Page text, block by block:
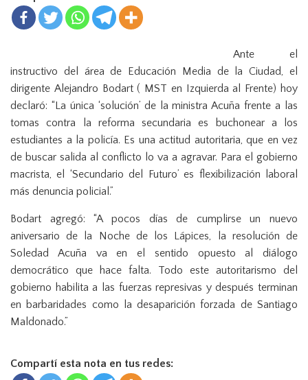
Ante el
instructivo del área de Educación Media de la Ciudad, el
dirigente Alejandro Bodart ( MST en Izquierda al Frente) hoy
declaró: “La única ‘solución’ de la ministra Acuña frente a las
tomas contra la reforma secundaria es buchonear a los
estudiantes a la policía. Es una actitud autoritaria, que en vez
de buscar salida al conflicto lo va a agravar. Para el gobierno
macrista, el ‘Secundario del Futuro’ es flexibilización laboral
más denuncia policial.”
Bodart agregó: “A pocos días de cumplirse un nuevo
aniversario de la Noche de los Lápices, la resolución de
Soledad Acuña va en el sentido opuesto al diálogo
democrático que hace falta. Todo este autoritarismo del
gobierno habilita a las fuerzas represivas y después terminan
en barbaridades como la desaparición forzada de Santiago
Maldonado.”
Compartí esta nota en tus redes: